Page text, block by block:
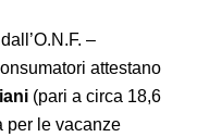
–
attestano
(pari a circa 18,6
per le vacanze